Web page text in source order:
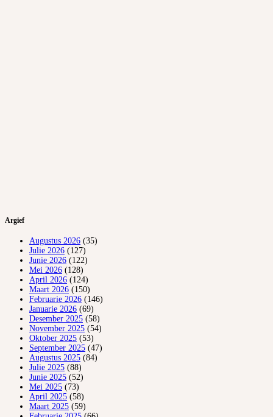
Argief
Augustus 2026 (35)
Julie 2026 (127)
Junie 2026 (122)
Mei 2026 (128)
April 2026 (124)
Maart 2026 (150)
Februarie 2026 (146)
Januarie 2026 (69)
Desember 2025 (58)
November 2025 (54)
Oktober 2025 (53)
September 2025 (47)
Augustus 2025 (84)
Julie 2025 (88)
Junie 2025 (52)
Mei 2025 (73)
April 2025 (58)
Maart 2025 (59)